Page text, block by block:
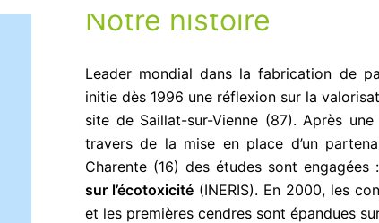
Notre histoire
Leader mondial dans la fabrication de
initie dès 1996 une réflexion sur la
site de Saillat-sur-Vienne (87). Après
travers de la mise en place d’un
Charente (16) des études sont engagées :
sur l’écotoxicité(INERIS). En 2000, les
et les premières cendres sont épandues